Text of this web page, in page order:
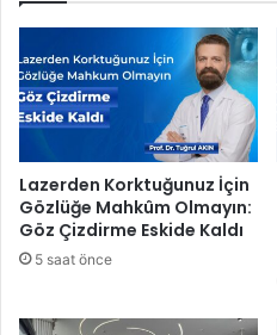
â
d
e
t
e
k
l
i
a
d
e
n
h
t
k
p
Lazerden Korktuğunuz İçin
Gözlüğe Mahkûm Olmayın:
Göz Çizdirme Eskide Kaldı
5 saat önce